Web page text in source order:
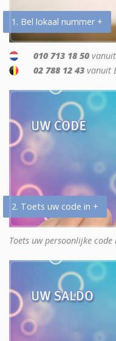
1. Bel lokaal nummer +
010 713 18 50
02 788 12 43 vanuit
2. Toets uw code in +
Toets uw persoonlijke code